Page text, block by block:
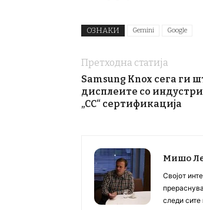
ОЗНАКИ Gemini Google
Претходна статија
Samsung Knox сега ги
дисплеите со
„CC“ сертификација
Мишо
Својот
следи